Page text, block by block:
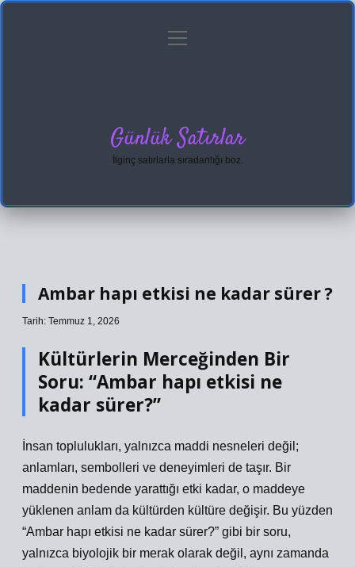
Gizlilik Politikası
menüyü
Günlük Satırlar
İlginç satırlarla sıradanlığı boz.
Ambar hapı etkisi ne kadar sürer ?
Tarih: Temmuz 1, 2026
Kültürlerin Merceğinden Bir
Soru: “Ambar hapı etkisi ne
kadar sürer?”
İnsan toplulukları, yalnızca maddi nesneleri değil;
anlamları, sembolleri ve deneyimleri de taşır. Bir
maddenin bedende yarattığı etki kadar, o maddeye
yüklenen anlam da kültürden kültüre değişir. Bu yüzden
“Ambar hapı etkisi ne kadar sürer?” gibi bir soru,
yalnızca biyolojik bir merak olarak değil, aynı zamanda